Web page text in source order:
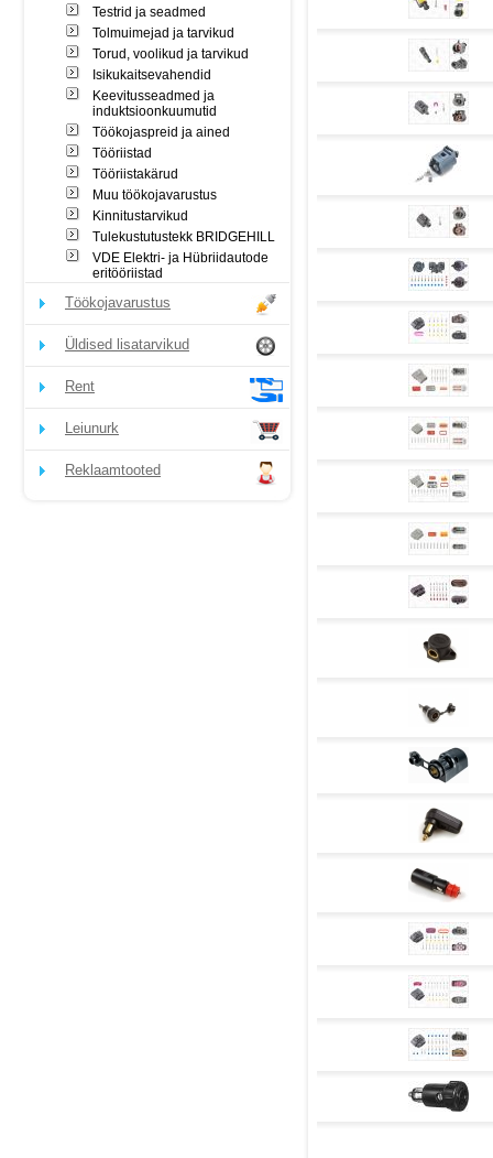
Testrid ja seadmed
Tolmuimejad ja tarvikud
Torud, voolikud ja tarvikud
Isikukaitsevahendid
Keevitusseadmed ja
induktsioonkuumutid
Töökojaspreid ja ained
Tööriistad
Tööriistakärud
Muu töökojavarustus
Kinnitustarvikud
Tulekustutustekk BRIDGEHILL
VDE Elektri- ja Hübriidautode
eritööriistad
Töökojavarustus
Üldised lisatarvikud
Rent
Leiunurk
Reklaamtooted